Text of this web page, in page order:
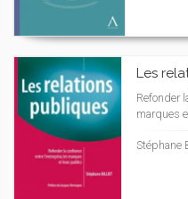
Les
Refonder
marques
Stéphane